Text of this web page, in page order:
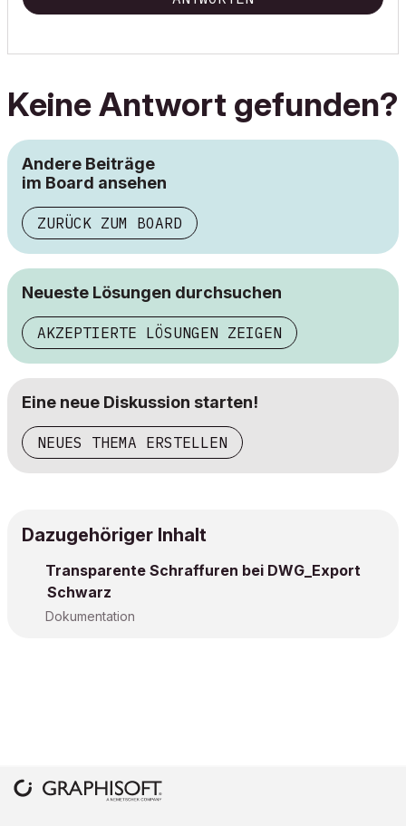
Keine Antwort gefunden?
Andere Beiträge
im Board ansehen
ZURÜCK ZUM BOARD
Neueste Lösungen durchsuchen
AKZEPTIERTE LÖSUNGEN ZEIGEN
Eine neue Diskussion starten!
NEUES THEMA ERSTELLEN
Dazugehöriger Inhalt
Transparente Schraffuren bei DWG_Export
Schwarz
Dokumentation